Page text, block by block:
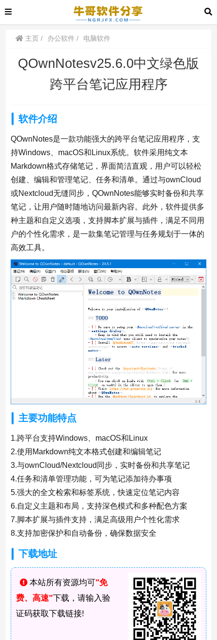
主页 办公软件 电脑软件
QOwnNotesv25.6.0中文绿色版
跨平台笔记应用程序
软件介绍
QOwnNotes是一款功能强大的跨平台笔记应用程序，支
持Windows、macOS和Linux系统。软件采用纯文本
Markdown格式存储笔记，界面简洁直观，用户可以轻松
创建、编辑和管理笔记、任务和清单。通过与ownCloud
或Nextcloud无缝同步，QOwnNotes能够实时备份和共享
笔记，让用户随时随地访问最新内容。此外，软件提供多
种主题和自定义选项，支持脚本扩展与插件，满足不同用
户的个性化需求，是一款集笔记管理与任务规划于一体的
高效工具。
主要功能特点
1.跨平台支持Windows、macOS和Linux
2.使用Markdown纯文本格式创建和编辑笔记
3.与ownCloud/Nextcloud同步，实时备份和共享笔记
4.任务和清单管理功能，可为笔记添加待办事项
5.强大的全文检索和标签系统，快速定位笔记内容
6.自定义主题和布局，支持深色模式和多种配色方案
7.脚本扩展与插件支持，满足高级用户个性化需求
8.支持加密保护和自动备份，确保数据安全
下载地址
本站所有资源均可"免
费、高速"下载，请输入验
证码获取下载链接!